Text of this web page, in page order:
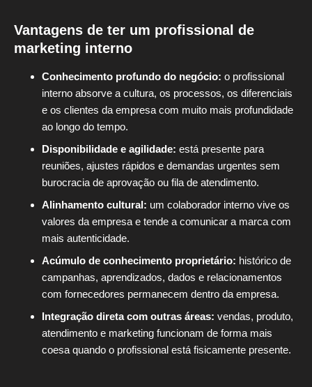
Vantagens de ter um profissional de
marketing interno
Conhecimento profundo do negócio: o profissional
interno absorve a cultura, os processos, os diferenciais
e os clientes da empresa com muito mais profundidade
ao longo do tempo.
Disponibilidade e agilidade: está presente para
reuniões, ajustes rápidos e demandas urgentes sem
burocracia de aprovação ou fila de atendimento.
Alinhamento cultural: um colaborador interno vive os
valores da empresa e tende a comunicar a marca com
mais autenticidade.
Acúmulo de conhecimento proprietário: histórico de
campanhas, aprendizados, dados e relacionamentos
com fornecedores permanecem dentro da empresa.
Integração direta com outras áreas: vendas, produto,
atendimento e marketing funcionam de forma mais
coesa quando o profissional está fisicamente presente.